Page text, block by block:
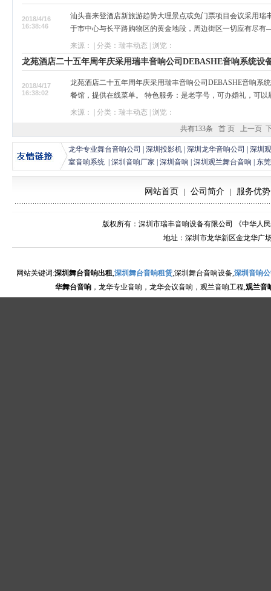
2018/4/16
16:38:46
汕头喜来登酒店新旅游趋势大理景点或免门票项目会议采用瑞
于市中心与长平路购物区的黄金地段，周边街区一切应有尽
来源： | 分类：瑞丰动态 | 浏览：
龙苑酒店二十五年周年庆采用瑞丰音响公司DEBASHE音响系统设
2018/4/17
16:38:02
龙苑酒店二十五年周年庆采用瑞丰音响公司DEBASHE音响系
餐馆，提供在线菜单。 特色服务：是老字号，可办婚礼，可以
来源： | 分类：瑞丰动态 | 浏览：
共有133条
首 页 上一页
龙华专业舞台音响公司 深圳投影机 深圳龙华音响公司
深圳
室音响系统
深圳音响厂家 深圳音响 深圳观兰舞台音响 东
网站首页 公司简介| 服务优势
版权所有：深圳市瑞丰音响设备有限公司 《中华人
地址：深圳市龙华新区金龙华广
网站关键词:深圳舞台音响出租,深圳舞台音响租赁,深圳舞台音响设备,深圳音响
华舞台音响 ，龙华专业音响，龙华会议音响，观兰音响工程,观兰音